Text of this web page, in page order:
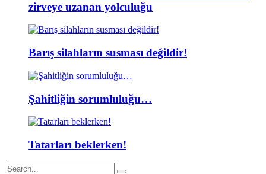
zirveye uzanan yolculuğu
Barış silahların susması değildir!
Şahitliğin sorumluluğu…
Tatarları beklerken!